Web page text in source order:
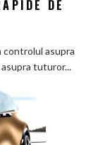
care
măsuri
rapide
DE
controlul asupra
tuturor...